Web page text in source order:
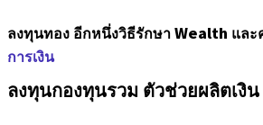
ลงทุนทอง อีกหนึ่งวิธีรักษา Wealth แล
การเงิน
ลงทุนกองทุนรวม ตัวช่วยผลิตเงิ